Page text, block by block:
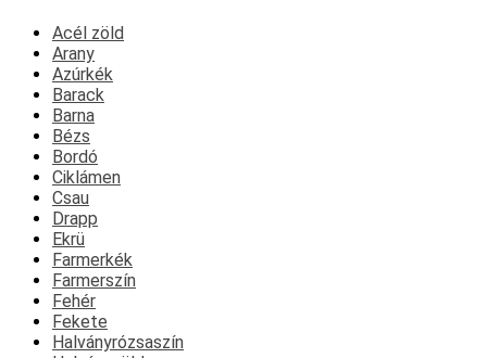
Acél zöld
Arany
Azúrkék
Barack
Barna
Bézs
Bordó
Ciklámen
Csau
Drapp
Ekrü
Farmerkék
Farmerszín
Fehér
Fekete
Halványrózsaszín